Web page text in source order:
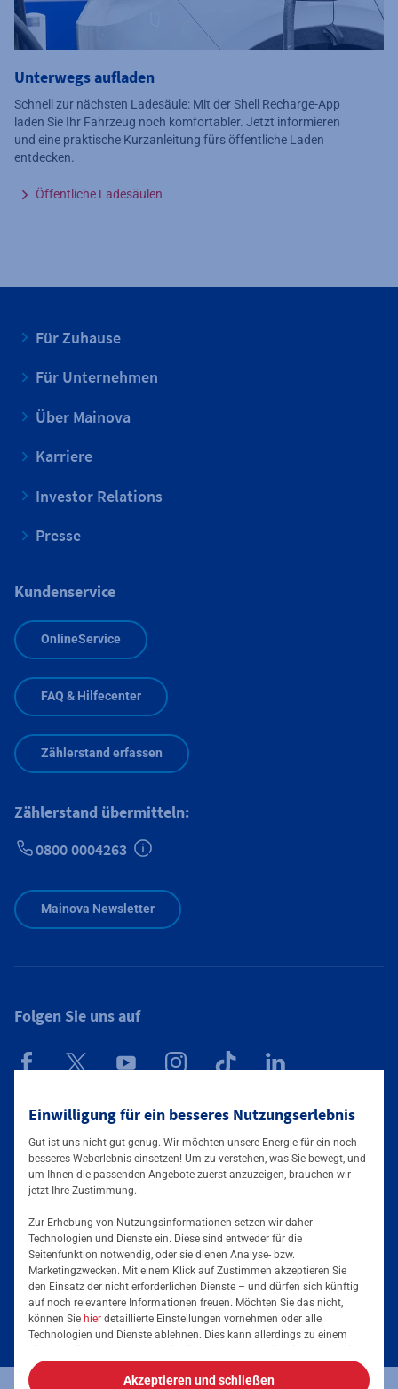
Einwilligung für ein besseres Nutzungserlebnis
Gut ist uns nicht gut genug. Wir möchten unsere Energie für ein noch
besseres Weberlebnis einsetzen! Um zu verstehen, was Sie bewegt, und
um Ihnen die passenden Angebote zuerst anzuzeigen, brauchen wir
jetzt Ihre Zustimmung.
Zur Erhebung von Nutzungsinformationen setzen wir daher
Technologien und Dienste ein. Diese sind entweder für die
Seitenfunktion notwendig, oder sie dienen Analyse- bzw.
Marketingzwecken. Mit einem Klick auf Zustimmen akzeptieren Sie
den Einsatz der nicht erforderlichen Dienste – und dürfen sich künftig
auf noch relevantere Informationen freuen. Möchten Sie das nicht,
können Sie hier detaillierte Einstellungen vornehmen oder alle
Technologien und Dienste ablehnen. Dies kann allerdings zu einem
jederzeit die volle Kontrolle über Ihre Daten, denn die Auswahl kann
jederzeit geändert werden. Weitere Informationen zur Mainova finden
Akzeptieren und schließen
Unterwegs aufladen
Schnell zur nächsten Ladesäule: Mit der Shell Recharge-App
laden Sie Ihr Fahrzeug noch komfortabler. Jetzt informieren
und eine praktische Kurzanleitung fürs öffentliche Laden
entdecken.
Öffentliche Ladesäulen
Für Zuhause
Für Unternehmen
Über Mainova
Karriere
Investor Relations
Presse
Kundenservice
OnlineService
FAQ & Hilfecenter
Zählerstand erfassen
Zählerstand übermitteln:
0800 0004263
Mainova Newsletter
Folgen Sie uns auf
Mainova App
Tarife & Angebote
Strom für Zuhause
Erdgas für Zuhause
Elektromobilität
Services & Informationen
Podcast